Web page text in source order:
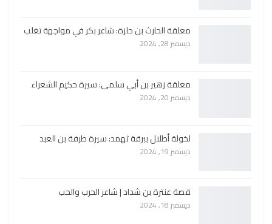
معلقة الحارث بن حلزة: شاعر بكر في مواجهة تغلب
ديسمبر 28, 2024
معلقة زهير بن أبي سلمى: سيرة حكيم الشعراء
ديسمبر 20, 2024
لخولة أطلال ببرقة ثهمد: سيرة طرفة بن العبد
ديسمبر 19, 2024
قصة عنترة بن شداد | شاعر الحرب والحب
ديسمبر 18, 2024